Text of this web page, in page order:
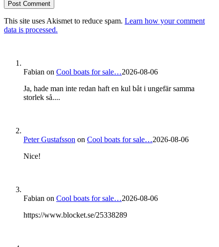
This site uses Akismet to reduce spam. Learn how your comment
data is processed.
Fabian on Cool boats for sale…2026-08-06
Ja, hade man inte redan haft en kul båt i ungefär samma
storlek så....
Peter Gustafsson on Cool boats for sale…2026-08-06
Nice!
Fabian on Cool boats for sale…2026-08-06
https://www.blocket.se/25338289